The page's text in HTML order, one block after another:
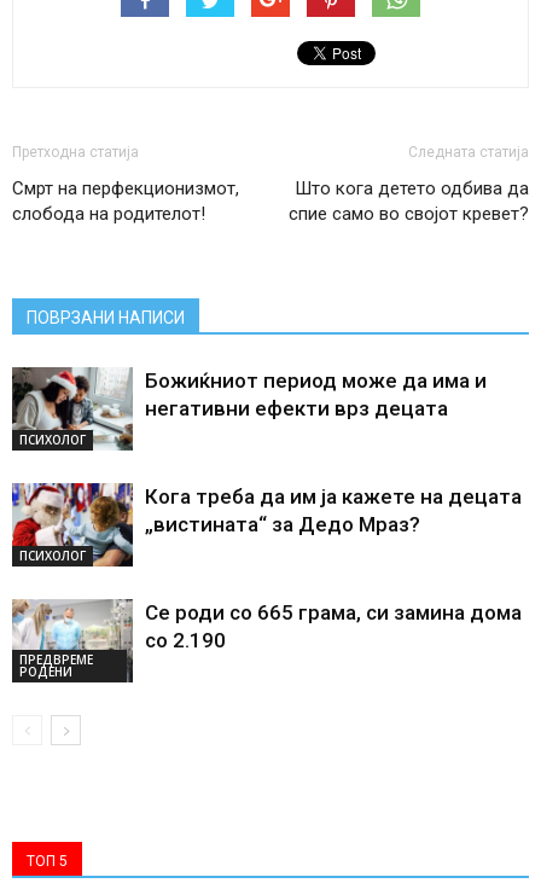
Претходна статија
Смрт на перфекционизмот,
слобода на родителот!
Следната статија
Што кога детето одбива да
спие само во својот кревет?
ПОВРЗАНИ НАПИСИ
ПСИХОЛОГ
Божиќниот период може да има и
негативни ефекти врз децата
ПСИХОЛОГ
Кога треба да им ја кажете на децата
„вистината“ за Дедо Мраз?
ПРЕДВРЕМЕ
РОДЕНИ
Се роди со 665 грама, си замина дома
со 2.190
ТОП 5